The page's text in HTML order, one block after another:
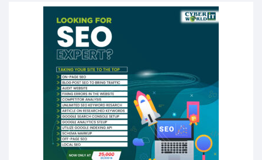
১৭ থেকে ২১ শতাংশ বিদ্যুতের দাম বাড়ানোর প্রস্তাব পিডিবির
১৬ মে চাঁদপুর ও ২৫ মে ফেনী সফরে যাবেন প্রধানমন্ত্রী
উচ্চশিক্ষায় গৌরবময় অর্জন: পূর্ণ স্কলারশিপে যুক্তরাষ্ট্রে
পিএইচডি করছেন কুয়েটের কৃতি…
সারা দেশে বজ্রাঘাতে ১৪ জনের প্রাণহানি
কঠোর হচ্ছে এসএসসি ও এইচএসসি পরীক্ষা
ফরিদগঞ্জে আগুনে পুড়লো ৬ ব্যবসা প্রতিষ্ঠান